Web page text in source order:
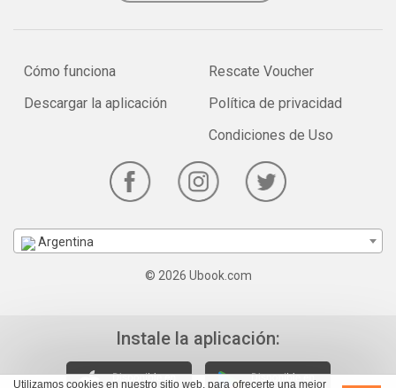
Utilizamos cookies en nuestro sitio web, para ofrecerte una mejor
Cómo funciona
Descargar la aplicación
Rescate Voucher
Política de privacidad
Condiciones de Uso
Argentina
© 2026 Ubook.com
Instale la aplicación: